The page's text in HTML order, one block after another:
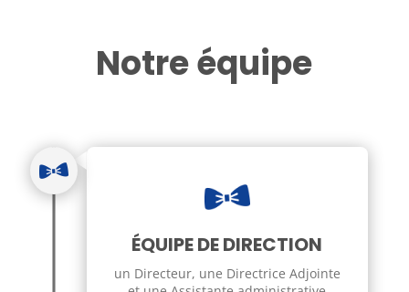
Notre équipe
ÉQUIPE DE DIRECTION
un Directeur, une Directrice Adjointe